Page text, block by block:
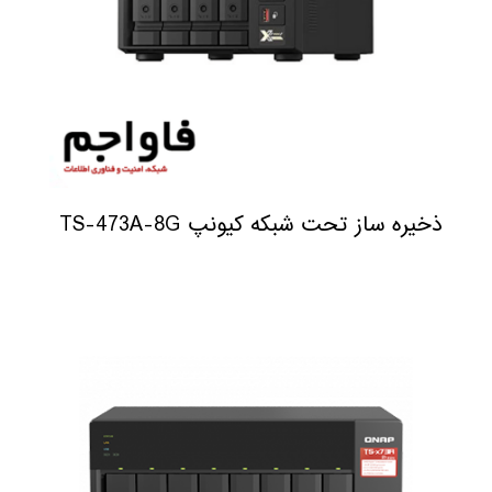
ذخیره ساز تحت شبکه کیونپ TS-473A-8G